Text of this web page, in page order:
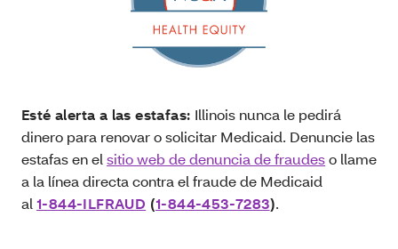
Esté alerta a las estafas: Illinois nunca le pedirá
dinero para renovar o solicitar Medicaid. Denuncie las
estafas en el sitio web de denuncia de fraudeso llame
a la línea directa contra el fraude de Medicaid
al 1-844-ILFRAUD (1-844-453-7283).